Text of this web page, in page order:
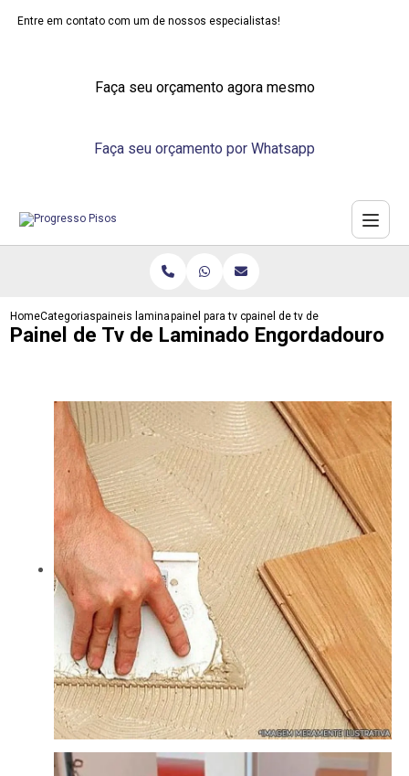
Entre em contato com um de nossos especialistas!
Faça seu orçamento agora mesmo
Faça seu orçamento por Whatsapp
HomeCategoriaspaineis laminadospainel para tv com laminado
painel de tv de laminado
Painel de Tv de Laminado Engordadouro